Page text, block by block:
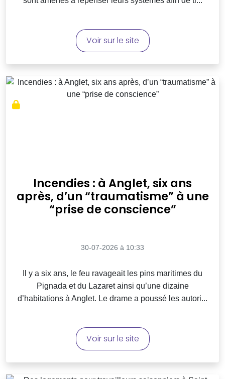
Voir sur le site
Incendies : à Anglet, six ans
après, d’un “traumatisme” à une
“prise de conscience”
30-07-2026 à 10:33
Il y a six ans, le feu ravageait les pins maritimes du
Pignada et du Lazaret ainsi qu’une dizaine
d’habitations à Anglet. Le drame a poussé les autori...
Voir sur le site